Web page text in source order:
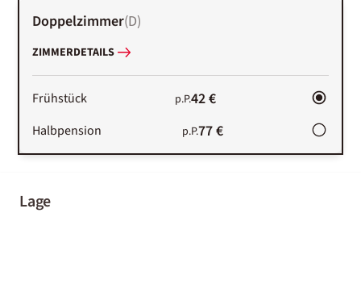
Doppelzimmer(D)
ZIMMERDETAILS
Frühstück p.P.42 €
Halbpension p.P.77 €
Lage